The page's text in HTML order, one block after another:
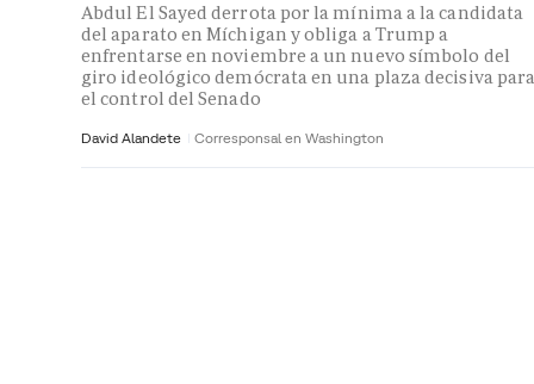
Abdul El Sayed derrota por la mínima a la candidata
del aparato en Míchigan y obliga a Trump a
enfrentarse en noviembre a un nuevo símbolo del
giro ideológico demócrata en una plaza decisiva
el control del Senado
David Alandete Corresponsal en Washington